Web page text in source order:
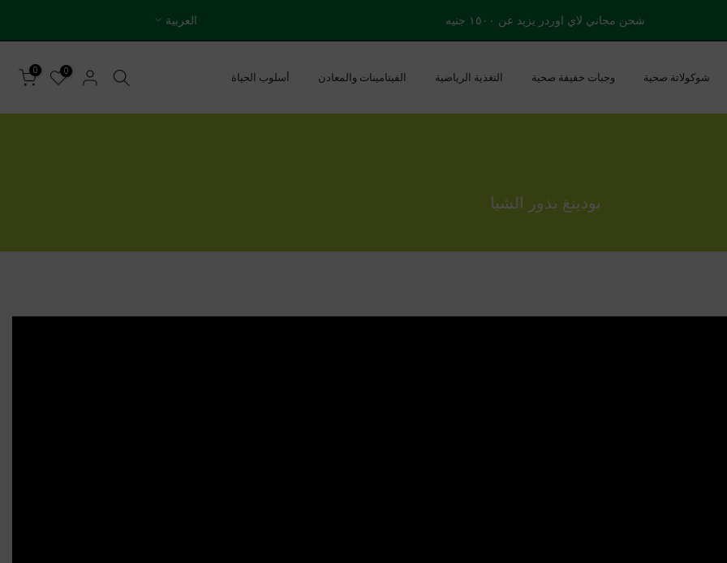
شحن مجاني لاي اوردر يزيد عن ١٥٠٠ جنيه العربية
شوكولاتة صحية وجبات خفيفة صحية التغذية الرياضية الفيتامينات والمعادن أسلوب الحياة 0
0
بودينغ بذور الشيا